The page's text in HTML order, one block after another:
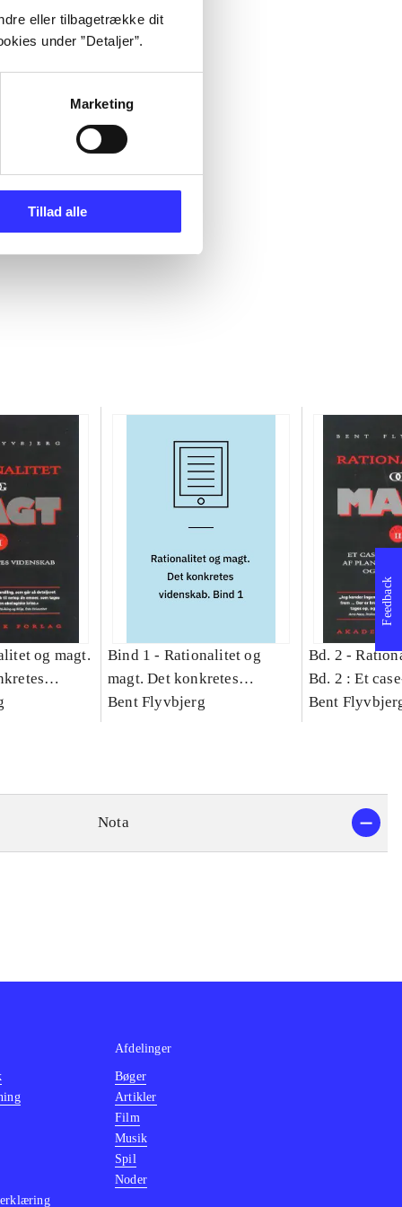
eller tilbagetrække dit
under ”Detaljer”.
Marketing
Tillad alle
og magt.
Bind 1 - Rationalitet og
magt. Det konkretes
videnskab. Bind 1
Bent Flyvbjerg
Bd. 2 -
Bd. 2 : Et
studie af
Bent
Nota
Feedback
Afdelinger
Bøger
Artikler
Film
Musik
Spil
Noder